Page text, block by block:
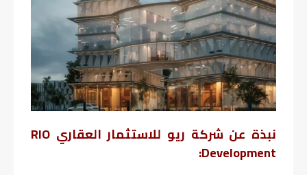
نبذة عن شركة ريو للاستثمار العقاري RIO
Development: